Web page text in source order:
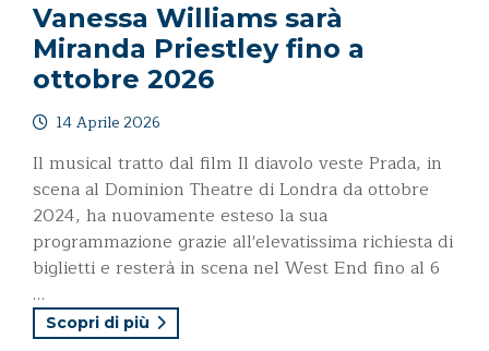
Vanessa Williams sarà
Miranda Priestley fino a
ottobre 2026
14 Aprile 2026
Il musical tratto dal film Il diavolo veste Prada, in
scena al Dominion Theatre di Londra da ottobre
2024, ha nuovamente esteso la sua
programmazione grazie all'elevatissima richiesta di
biglietti e resterà in scena nel West End fino al 6
…
Scopri di più